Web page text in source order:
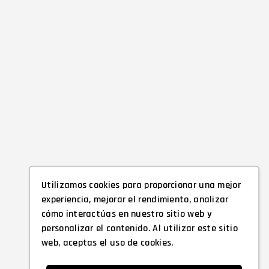
Utilizamos cookies para proporcionar una mejor
experiencia, mejorar el rendimiento, analizar
cómo interactúas en nuestro sitio web y
personalizar el contenido. Al utilizar este sitio
web, aceptas el uso de cookies.